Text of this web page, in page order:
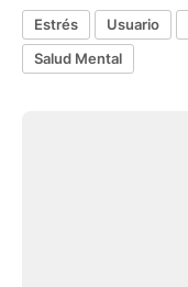
Estrés Usuario
Salud Mental